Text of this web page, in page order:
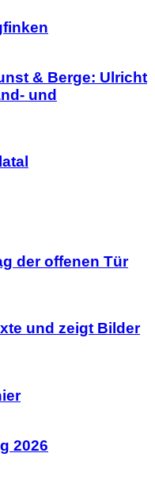
& Berge: Ulricht
und
der offenen Tür
und zeigt Bilder
2026